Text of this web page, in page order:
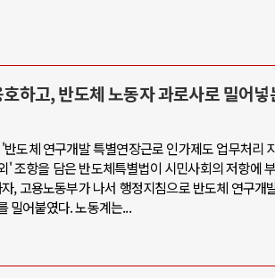
하고, 반도체 노동자 과로사로 밀어넣
도체 연구개발 특별연장근로 인가제도 업무처리
' 조항을 담은 반도체특별법이 시민사회의 저항에
, 고용노동부가 나서 행정지침으로 반도체 연구개
밀어붙였다. 노동계는...